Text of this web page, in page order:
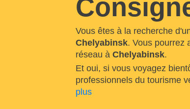
Vous êtes à la recherche
Chelyabinsk. Vous pourrez
réseau à Chelyabinsk.
Et oui, si vous voyagez
professionnels du tourisme
plus